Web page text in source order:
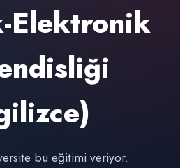
Elektronik
bu eğitimi veriyor.